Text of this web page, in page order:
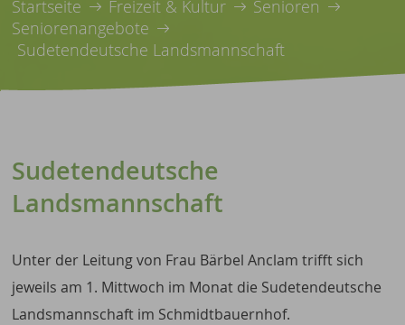
Startseite Freizeit & Kultur
Senioren
Seniorenangebote
Sudetendeutsche Landsmannschaft
Sudetendeutsche
Landsmannschaft
Unter der Leitung von Frau Bärbel Anclam trifft sich
jeweils am 1. Mittwoch im Monat die Sudetendeutsche
Landsmannschaft im Schmidtbauernhof.